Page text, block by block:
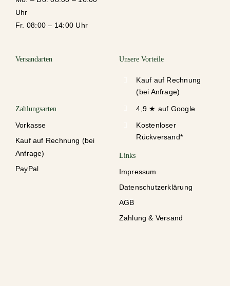
Uhr
Fr. 08:00 – 14:00 Uhr
Versandarten
Zahlungsarten
Vorkasse
Kauf auf Rechnung (bei
Anfrage)
PayPal
Unsere Vorteile
Kauf auf Rechnung
(bei Anfrage)
4,9 ★ auf Google
Kostenloser
Rückversand*
Links
Impressum
Datenschutzerklärung
AGB
Zahlung & Versand